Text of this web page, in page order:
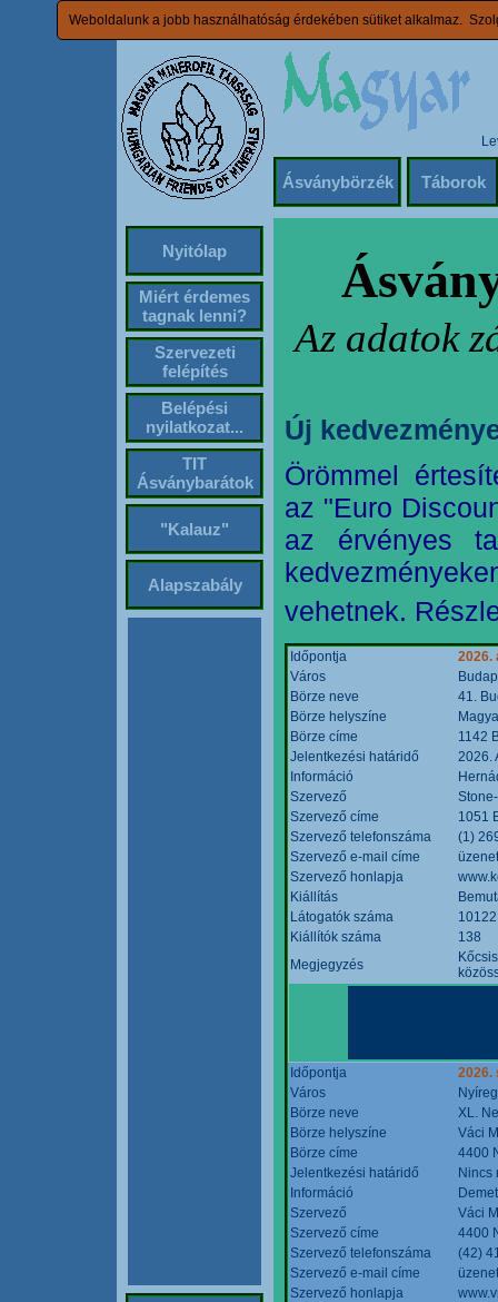
Weboldalunk a jobb használhatóság érdekében sütiket alkalmaz.
Ásványbörzék Táborok
Nyitólap
Miért érdemes
tagnak lenni?
Szervezeti
felépítés
Belépési
nyilatkozat...
TIT
Ásványbarátok
"Kalauz"
Alapszabály
Az adatok
Új
Örömmel
az "Euro
az érvényes
vehetnek.
Időpontja
2026.
Város
Börze neve
41.
Börze helyszíne
Börze címe
1142
Jelentkezési határidő
2026.
Információ
Szervező
Szervező címe
1051
Szervező telefonszáma
(1)
Szervező e-mail címe
Szervező honlapja
Kiállítás
Látogatók száma
10122
Kiállítók száma
138
Megjegyzés
Időpontja
2026.
Város
Börze neve
XL.
Börze helyszíne
Váci
Börze címe
4400
Jelentkezési határidő
Nincs
Információ
Szervező
Váci
Szervező címe
4400
Szervező telefonszáma
(42)
Szervező e-mail címe
Szervező honlapja